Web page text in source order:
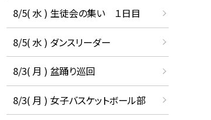
8/5( 水 ) 生徒会の集い １日目
8/5( 水 ) ダンスリーダー
8/3( 月 ) 盆踊り巡回
8/3( 月 ) 女子バスケットボール部